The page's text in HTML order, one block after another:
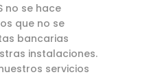
no se hace
que no se
bancarias
instalaciones.
servicios